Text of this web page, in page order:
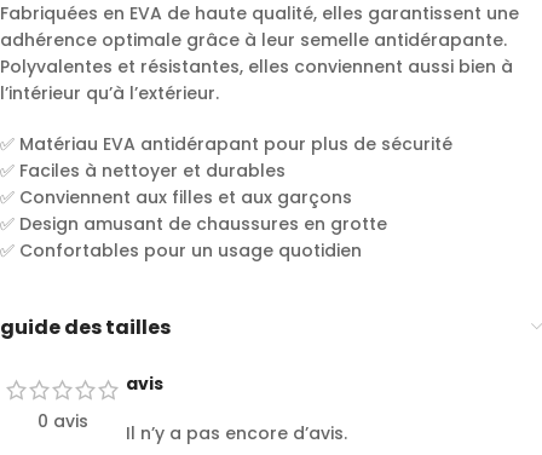
Fabriquées en EVA de haute qualité, elles garantissent une
adhérence optimale grâce à leur semelle antidérapante.
Polyvalentes et résistantes, elles conviennent aussi bien à
l’intérieur qu’à l’extérieur.
✅ Matériau EVA antidérapant pour plus de sécurité
✅ Faciles à nettoyer et durables
✅ Conviennent aux filles et aux garçons
✅ Design amusant de chaussures en grotte
✅ Confortables pour un usage quotidien
guide des tailles
0 avis
avis
Il n’y a pas encore d’avis.